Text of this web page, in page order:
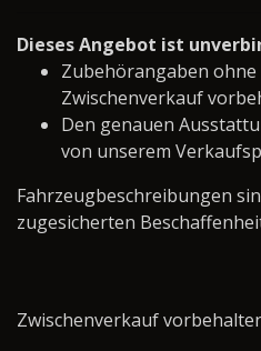
Dieses Angebot ist
Zubehörangaben
Zwischenverkauf
Den genauen
von unserem
Fahrzeugbeschreibungen
zugesicherten
Zwischenverkauf